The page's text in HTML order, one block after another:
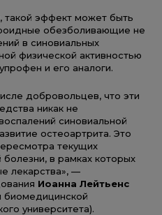
такой эффект может быть
обезболивающие не
в синовиальных
физической активностью
и его аналоги.
добровольцев, что эти
никак не
синовиальной
остеоартрита. Это
текущих
в рамках которых
лекарства», —
Иоанна Лейтьенс
биомедицинской
университета).